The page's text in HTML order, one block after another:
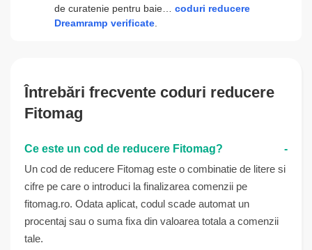
de curatenie pentru baie… coduri reducere
Dreamramp verificate
Întrebări frecvente coduri reducere
Fitomag
Ce este un cod de reducere Fitomag?
Un cod de reducere Fitomag este o combinatie de litere si
cifre pe care o introduci la finalizarea comenzii pe
fitomag.ro. Odata aplicat, codul scade automat un
procentaj sau o suma fixa din valoarea totala a comenzii
tale.